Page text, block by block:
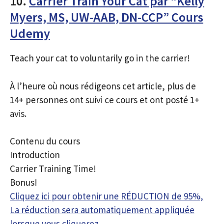
Myers, MS, UW-AAB, DN-CCP” Cours
Udemy
Teach your cat to voluntarily go in the carrier!
À l’heure où nous rédigeons cet article, plus de
14+ personnes ont suivi ce cours et ont posté 1+
avis.
Contenu du cours
Introduction
Carrier Training Time!
Bonus!
Cliquez ici pour obtenir une RÉDUCTION de 95%,
La réduction sera automatiquement appliquée